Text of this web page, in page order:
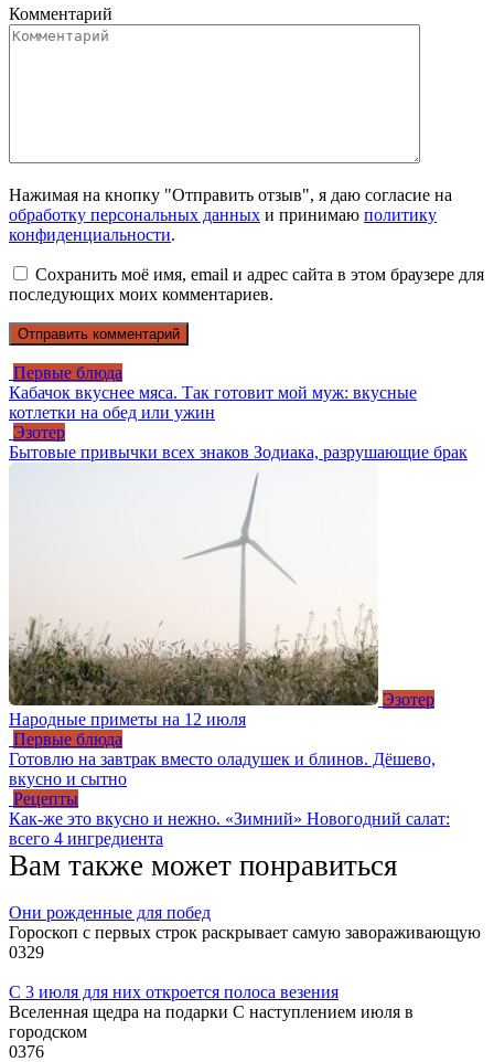
Комментарий
Нажимая на кнопку "Отправить отзыв", я даю согласие на
обработку персональных данных и принимаю политику
конфиденциальности.
Сохранить моё имя, email и адрес сайта в этом браузере для
последующих моих комментариев.
Первые блюда
Кабачок вкуснее мяса. Так готовит мой муж: вкусные
котлетки на обед или ужин
Эзотер
Бытовые привычки всех знаков Зодиака, разрушающие брак
Эзотер
Народные приметы на 12 июля
Первые блюда
Готовлю на завтрак вместо оладушек и блинов. Дёшево,
вкусно и сытно
Рецепты
Как-же это вкусно и нежно. «Зимний» Новогодний салат:
всего 4 ингредиента
Вам также может понравиться
Они рожденные для побед
Гороскоп с первых строк раскрывает самую завораживающую
0329
С 3 июля для них откроется полоса везения
Вселенная щедра на подарки С наступлением июля в
городском
0376